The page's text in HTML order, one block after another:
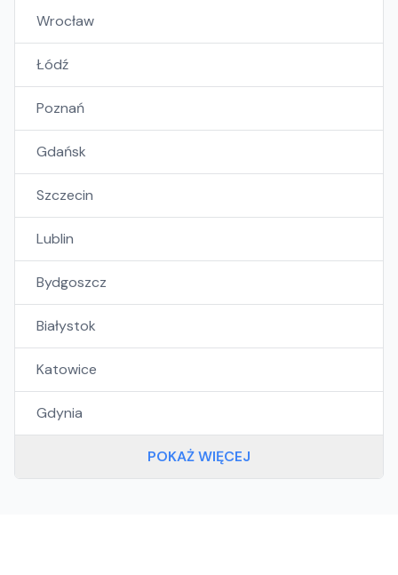
Wrocław
Łódź
Poznań
Gdańsk
Szczecin
Lublin
Bydgoszcz
Białystok
Katowice
Gdynia
POKAŻ WIĘCEJ